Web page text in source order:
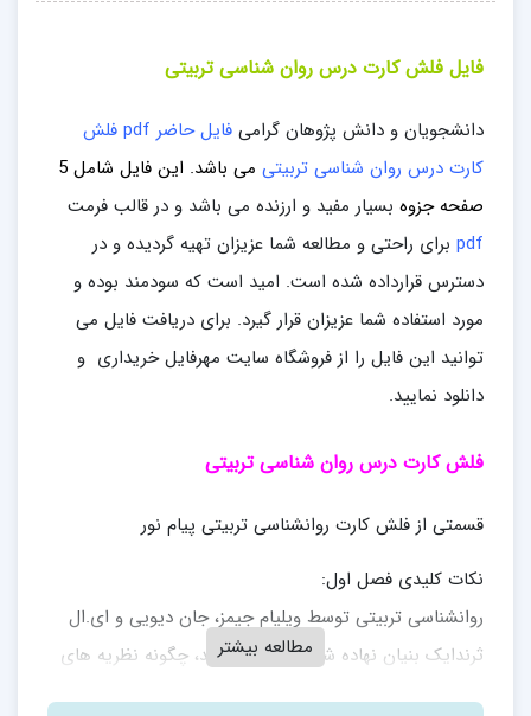
فایل فلش کارت درس روان شناسی تربیتی
دانشجویان و دانش پژوهان گرامی
فایل حاضر pdf فلش
کارت درس روان شناسی تربیتی می باشد. این فایل
شامل 5
صفحه جزوه بسیار مفید و ارزنده می باشد و در قالب فرمت
pdf برای راحتی و مطالعه شما عزیزان تهیه گردیده و در
دسترس قرارداده شده است. امید است که سودمند بوده و
مورد استفاده شما عزیزان قرار گیرد. برای دریافت فایل می
توانید این فایل را از فروشگاه سایت مهرفایل خریداری و
دانلود نمایید.
فلش کارت درس روان شناسی تربیتی
قسمتی از فلش کارت روانشناسی تربیتی پیام نور
نکات کلیدی فصل اول:
روانشناسی تربیتی توسط ویلیام جیمز، جان دیویی و ای.ال
ثرندایک بنیان نهاده شد، که نشان دادند، چگونه نظریه های
مطالعه بیشتر